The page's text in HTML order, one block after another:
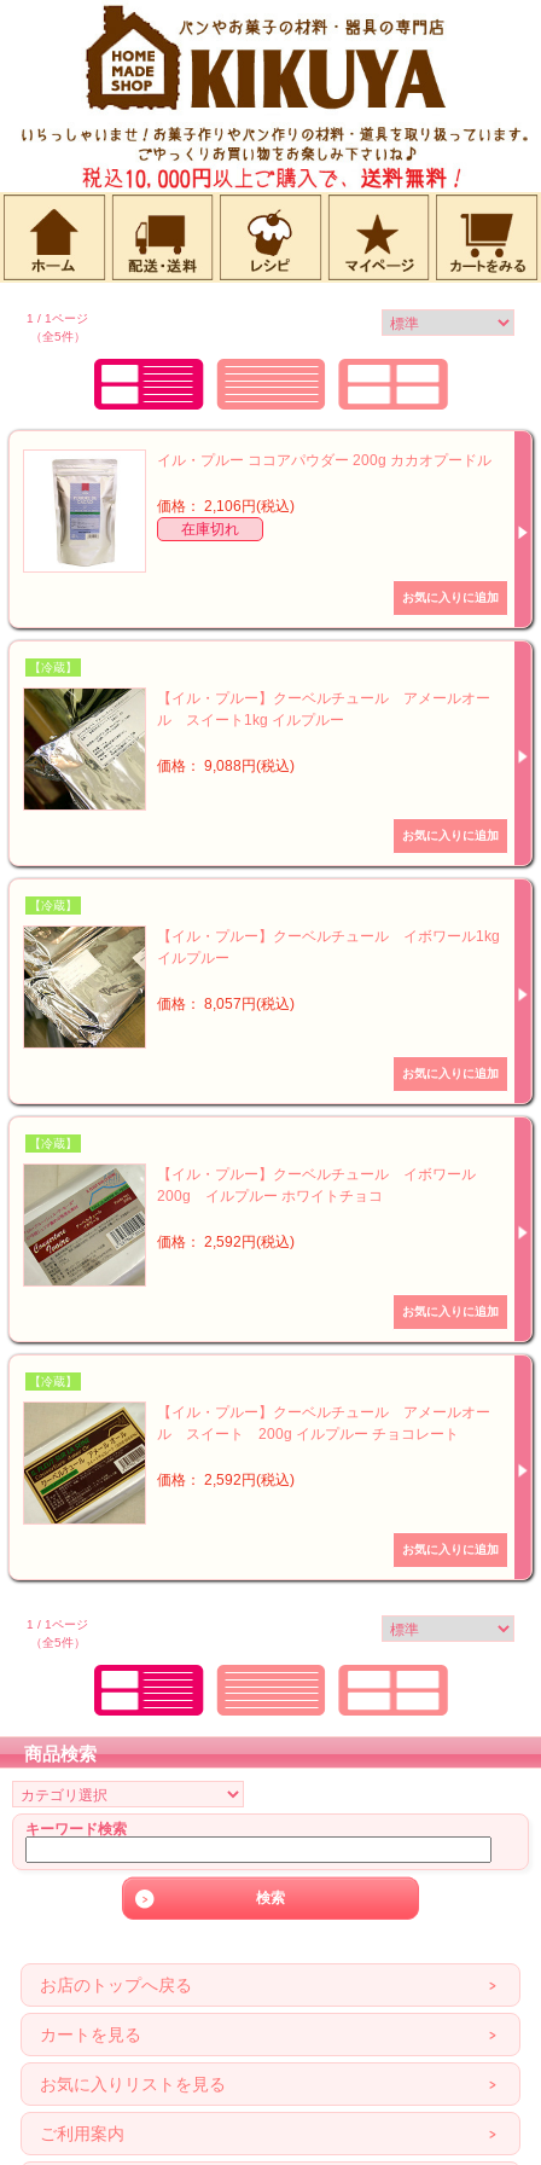
1 / 1ページ
（全5件）
イル・プルー ココアパウダー 200g カカオプードル
価格： 2,106円(税込)
在庫切れ
【冷蔵】
【イル・プルー】クーベルチュール アメールオー
ル スイート1kg イルプルー
価格： 9,088円(税込)
【冷蔵】
【イル・プルー】クーベルチュール イボワール1kg
イルプルー
価格： 8,057円(税込)
【冷蔵】
【イル・プルー】クーベルチュール イボワール
200g イルプルー ホワイトチョコ
価格： 2,592円(税込)
【冷蔵】
【イル・プルー】クーベルチュール アメールオー
ル スイート 200g イルプルー チョコレート
価格： 2,592円(税込)
1 / 1ページ
（全5件）
商品検索
キーワード検索
お店のトップへ戻る
カートを見る
お気に入りリストを見る
ご利用案内